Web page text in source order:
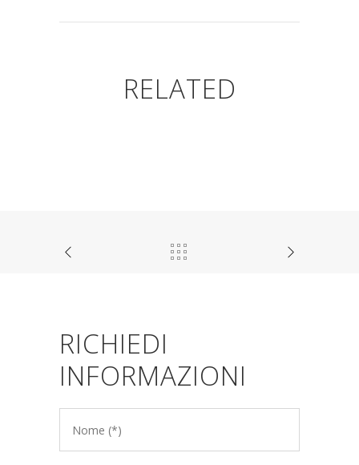
RELATED
RICHIEDI
INFORMAZIONI